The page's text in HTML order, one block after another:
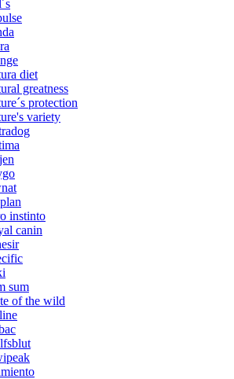
diet
greatness
protection
variety
instinto
canin
sum
of the wild